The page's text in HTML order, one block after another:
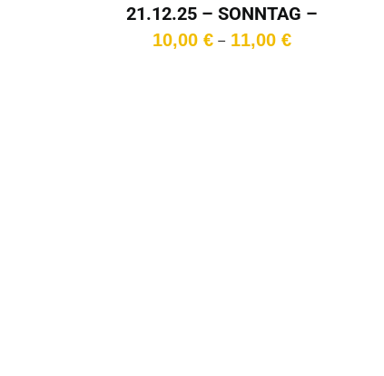
21.12.25 – SONNTAG –
18:00 Uhr
10,00 € – 11,00 €Preisspanne: